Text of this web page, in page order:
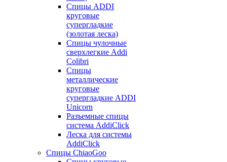
Спицы ADDI
круговые
супергладкие
(золотая леска)
Спицы чулочные
сверхлегкие Addi
Colibri
Спицы
металлические
круговые
супергладкие ADDI
Unicorn
Разъемные спицы
система AddiClick
Леска для системы
AddiClick
Спицы ChiaoGoo